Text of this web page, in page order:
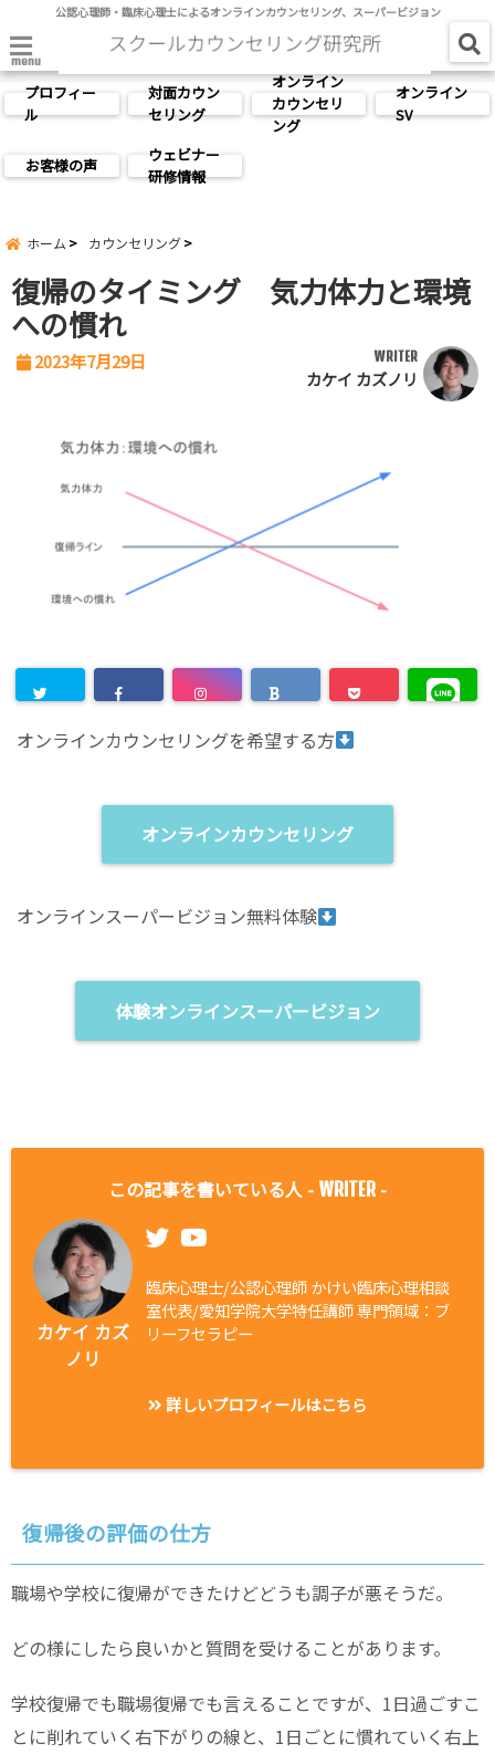
公認心理師・臨床心理士によるオンラインカウンセリング、スーパービジョン
menu
プロフィー
ル
対面カウン
セリング
オンライン
カウンセリ
ング
オンライン
SV
お客様の声
ウェビナー
研修情報
ホーム カウンセリング
復帰のタイミング 気力体力と環境
への慣れ
2023年7月29日 WRITER
カケイ カズノリ
オンラインカウンセリングを希望する方
オンラインカウンセリング
オンラインスーパービジョン無料体験
体験オンラインスーパービジョン
この記事を書いている人 - WRITER -
カケイ カズ
ノリ
臨床心理士/公認心理師 かけい臨床心理相談
室代表/愛知学院大学特任講師 専門領域：ブ
リーフセラピー
詳しいプロフィールはこちら
復帰後の評価の仕方
職場や学校に復帰ができたけどどうも調子が悪そうだ。
どの様にしたら良いかと質問を受けることがあります。
学校復帰でも職場復帰でも言えることですが、1日過ごすこ
とに削れていく右下がりの線と、1日ごとに慣れていく右上